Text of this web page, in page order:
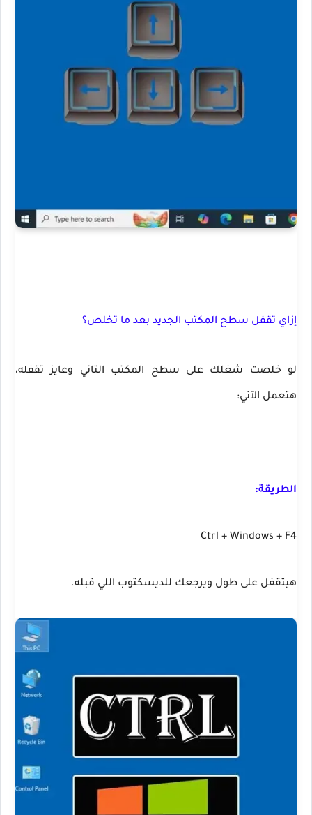
إزاي تقفل سطح المكتب الجديد بعد ما تخلص؟
لو خلصت شغلك على سطح المكتب التاني وعايز تقفله،
هتعمل الآتي:
الطريقة:
Ctrl + Windows + F4
هيتقفل على طول ويرجعك للديسكتوب اللي قبله.